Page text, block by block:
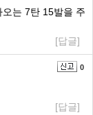
는 7탄 15발을 주
[답글]
0
[답글]